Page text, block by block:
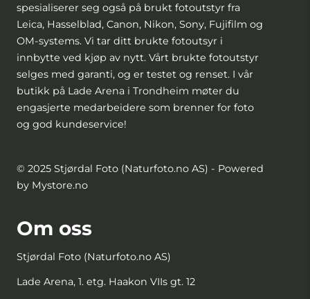
spesialiserer seg også på brukt fotoutstyr fra
Leica, Hasselblad, Canon, Nikon, Sony, Fujifilm og
OM-systems. Vi tar ditt brukte fotoutsyr i
innbytte ved kjøp av nytt. Vårt brukte fotoutstyr
selges med garanti, og er testet og renset. I vår
butikk på Lade Arena i Trondheim møter du
engasjerte medarbeidere som brenner for foto
og god kundeservice!
© 2025 Stjørdal Foto (Naturfoto.no AS) - Powered
by Mystore.no
Om oss
Stjørdal Foto (Naturfoto.no AS)
Lade Arena, 1. etg. Haakon VIIs gt. 12